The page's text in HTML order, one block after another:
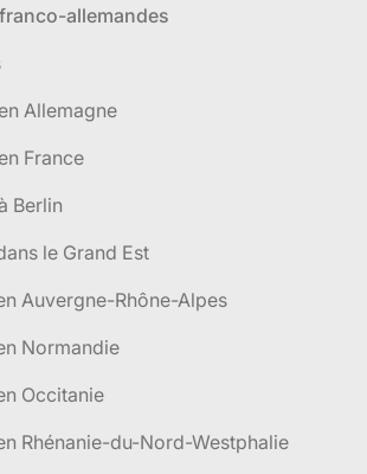
allemandes
Allemagne
France
Berlin
le Grand Est
Auvergne-Rhône-Alpes
Normandie
Occitanie
Rhénanie-du-Nord-Westphalie